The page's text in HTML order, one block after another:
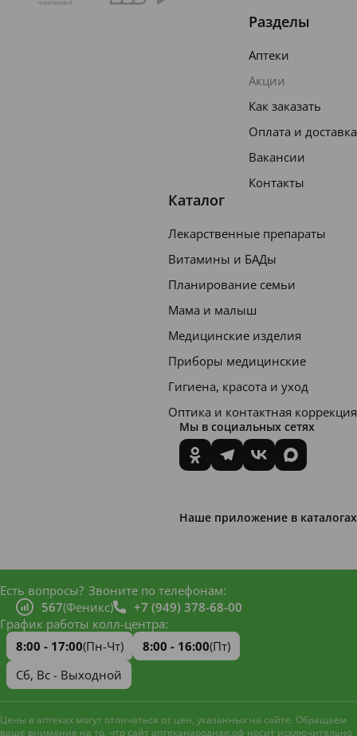
Разделы
Аптеки
Акции
Как заказать
Оплата и доставка
Вакансии
Контакты
Каталог
Лекарственные препараты
Витамины и БАДы
Планирование семьи
Мама и малыш
Медицинские изделия
Приборы медицинские
Гигиена, красота и уход
Оптика и контактная коррекция
Мы в социальных сетях
Наше приложение в каталогах
Есть вопросы? Звоните по телефонам:
567(Феникс)
+7 (949) 378-68-00
График работы колл-центра:
8:00 - 17:00(Пн-Чт) 8:00 - 16:00(Пт)
Сб, Вс - Выходной
Цены в аптеках могут отличаться от цен, указанных на сайте. Обращаем
ваше внимание на то, что сайт аптеканародная.рф носит исключительно